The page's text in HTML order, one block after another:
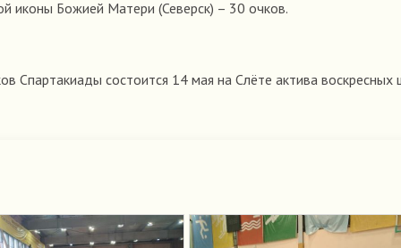
иконы Божией Матери (Северск) – 30 очков.
Спартакиады состоится 14 мая на Слёте актива воскресных